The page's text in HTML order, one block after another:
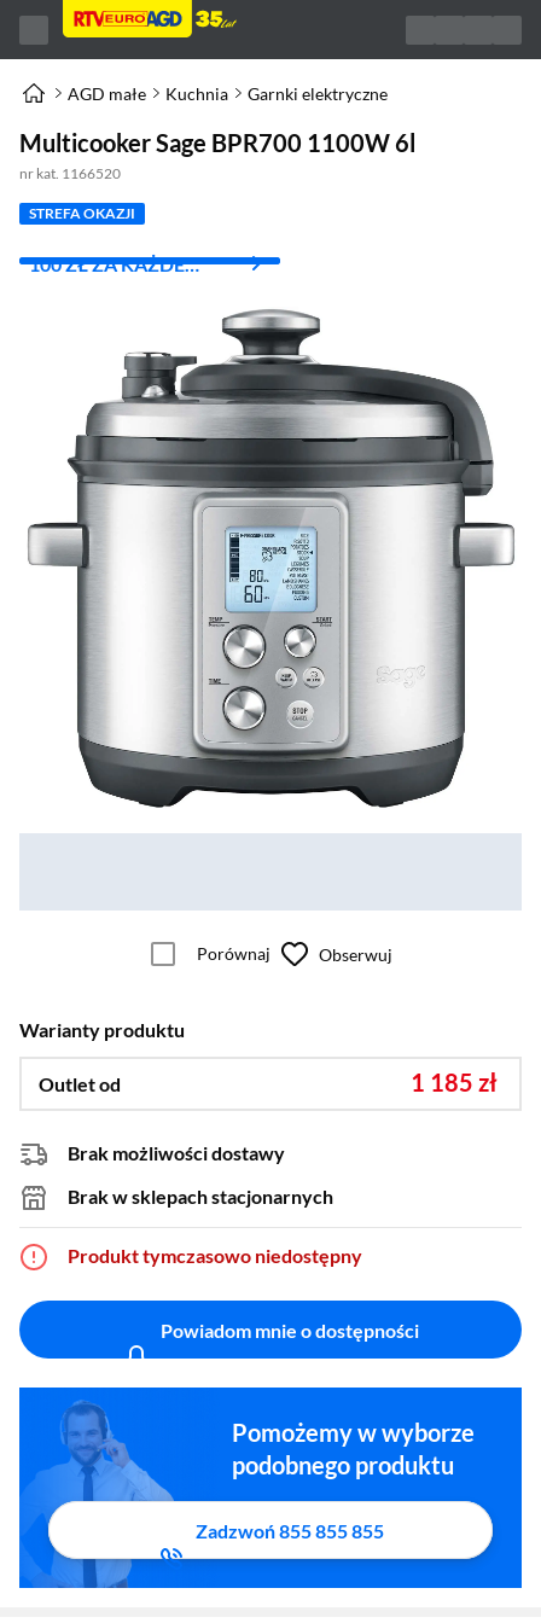
AGD małe Kuchnia Garnki elektryczne
Multicooker Sage BPR700 1100W 6l
nr kat. 1166520
STREFA OKAZJI
100 ZŁ ZA KAŻDE
Porównaj Obserwuj
Warianty produktu
Outlet od 1 185 zł
Brak możliwości dostawy
Brak w sklepach stacjonarnych
Produkt tymczasowo niedostępny
Powiadom mnie o dostępności
Pomożemy w wyborze
podobnego produktu
Zadzwoń 855 855 855